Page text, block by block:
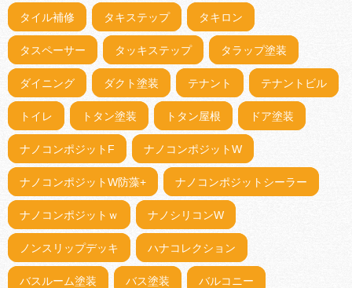
タイル補修 タキステップ タキロン
タスペーサー タッキステップ タラップ塗装
ダイニング ダクト塗装 テナント テナントビル
トイレ トタン塗装 トタン屋根 ドア塗装
ナノコンポジットF ナノコンポジットW
ナノコンポジットW防藻+ ナノコンポジットシーラー
ナノコンポジットｗ ナノシリコンW
ノンスリップデッキ ハナコレクション
バスルーム塗装 バス塗装 バルコニー